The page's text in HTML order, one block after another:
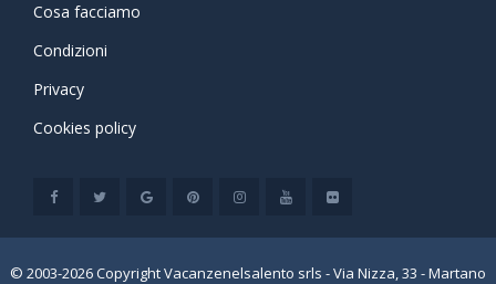
Cosa facciamo
Condizioni
Privacy
Cookies policy
© 2003-2026 Copyright Vacanzenelsalento srls - Via Nizza, 33 - Martano